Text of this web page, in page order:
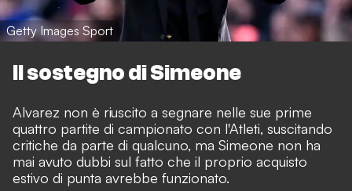
Getty Images Sport
Il sostegno di Simeone
Alvarez non è riuscito a segnare nelle sue prime
quattro partite di campionato con l'Atleti, suscitando
critiche da parte di qualcuno, ma Simeone non ha
mai avuto dubbi sul fatto che il proprio acquisto
estivo di punta avrebbe funzionato.